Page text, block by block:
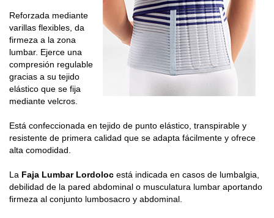
Reforzada mediante
varillas flexibles, da
firmeza a la zona
lumbar. Ejerce una
compresión regulable
gracias a su tejido
elástico que se fija
mediante velcros.
Está confeccionada en tejido de punto elástico, transpirable y
resistente de primera calidad que se adapta fácilmente y ofrece
alta comodidad.
La Faja Lumbar Lordoloc está indicada en casos de lumbalgia,
debilidad de la pared abdominal o musculatura lumbar aportando
firmeza al conjunto lumbosacro y abdominal.